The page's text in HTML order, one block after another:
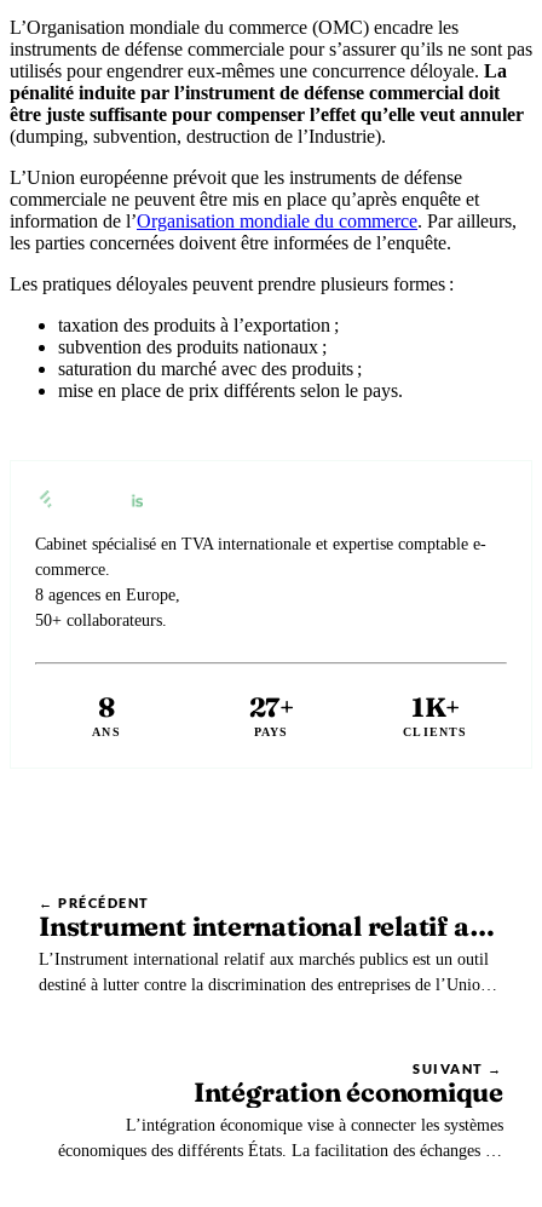
L’Organisation mondiale du commerce (OMC) encadre les
instruments de défense commerciale pour s’assurer qu’ils ne sont pas
utilisés pour engendrer eux-mêmes une concurrence déloyale. La
pénalité induite par l’instrument de défense commercial doit
être juste suffisante pour compenser l’effet qu’elle veut annuler
(dumping, subvention, destruction de l’Industrie).
L’Union européenne prévoit que les instruments de défense
commerciale ne peuvent être mis en place qu’après enquête et
information de l’Organisation mondiale du commerce. Par ailleurs,
les parties concernées doivent être informées de l’enquête.
Les pratiques déloyales peuvent prendre plusieurs formes :
taxation des produits à l’exportation ;
subvention des produits nationaux ;
saturation du marché avec des produits ;
mise en place de prix différents selon le pays.
Cabinet spécialisé en TVA internationale et expertise comptable e-
commerce.
8 agences en Europe,
50+ collaborateurs.
8
ANS
27+
PAYS
1K+
CLIENTS
← PRÉCÉDENT
Instrument international relatif aux marchés publics
L’Instrument international relatif aux marchés publics est un outil
destiné à lutter contre la discrimination des entreprises de l’Union
SUIVANT →
Intégration économique
L’intégration économique vise à connecter les systèmes
économiques des différents États. La facilitation des échanges est